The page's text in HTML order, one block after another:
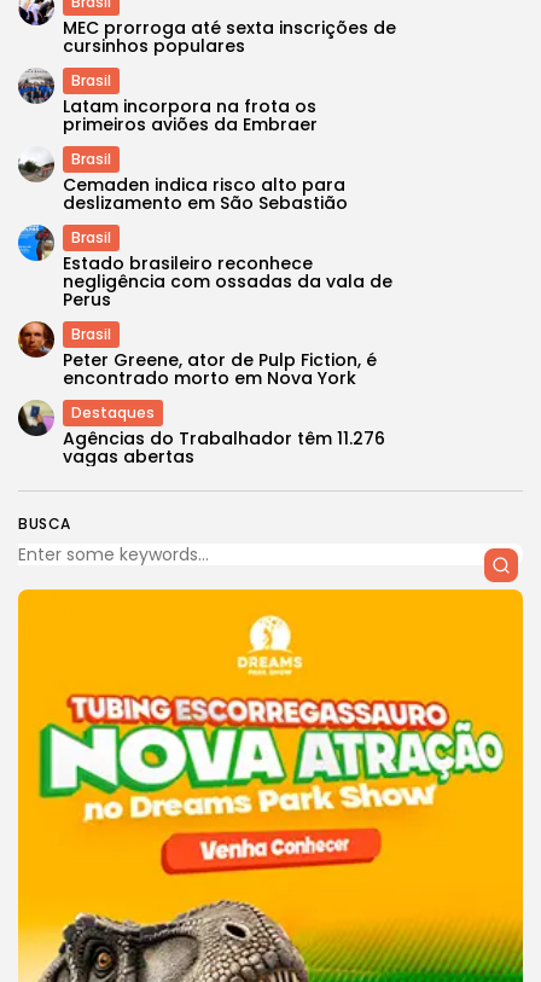
BUSCA
MEC prorroga até sexta inscrições de
cursinhos populares
Brasil
Latam incorpora na frota os
primeiros aviões da Embraer
Brasil
Cemaden indica risco alto para
deslizamento em São Sebastião
Brasil
Estado brasileiro reconhece
negligência com ossadas da vala de
Perus
Brasil
Peter Greene, ator de Pulp Fiction, é
encontrado morto em Nova York
Destaques
Agências do Trabalhador têm 11.276
vagas abertas